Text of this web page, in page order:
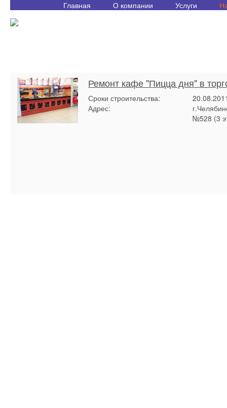
Главная О компании Услуги
Ремонт кафе "Пицца дня" в
Сроки строительства:
Адрес:
№528 (3